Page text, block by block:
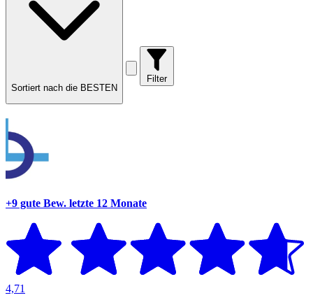
Sortiert nach die BESTEN
Filter
+9 gute Bew. letzte 12 Monate
4,71